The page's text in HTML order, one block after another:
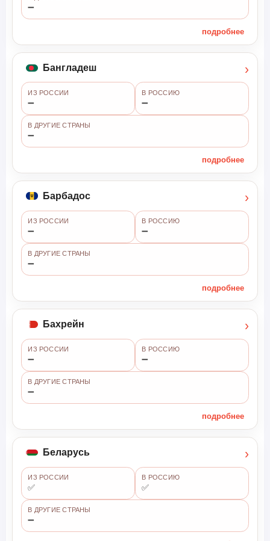
➖
подробнее
Бангладеш ›
ИЗ РОССИИ
➖
В РОССИЮ
➖
В ДРУГИЕ СТРАНЫ
➖
подробнее
Барбадос ›
ИЗ РОССИИ
➖
В РОССИЮ
➖
В ДРУГИЕ СТРАНЫ
➖
подробнее
Бахрейн ›
ИЗ РОССИИ
➖
В РОССИЮ
➖
В ДРУГИЕ СТРАНЫ
➖
подробнее
Беларусь ›
ИЗ РОССИИ
✅
В РОССИЮ
✅
В ДРУГИЕ СТРАНЫ
➖